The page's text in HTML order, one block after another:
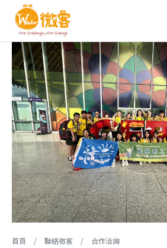
您在這裡
首頁 / 聯絡微客 / 合作洽詢